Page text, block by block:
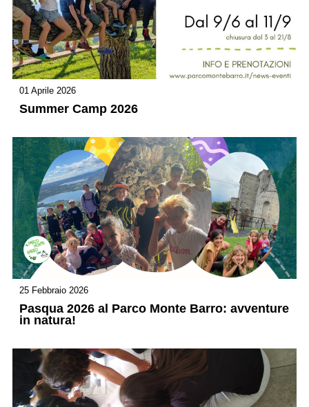
01 Aprile 2026
Summer Camp 2026
25 Febbraio 2026
Pasqua 2026 al Parco Monte Barro: avventure
in natura!